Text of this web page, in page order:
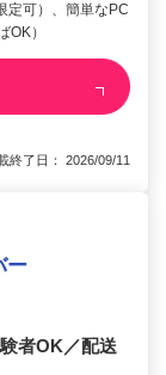
定可）、簡単なPC
OK）
了日： 2026/09/11
ー
者OK／配送